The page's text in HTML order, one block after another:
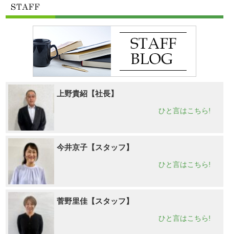
上野貴紹【社長】
ひと言はこちら!
今井京子【スタッフ】
ひと言はこちら!
菅野里佳【スタッフ】
ひと言はこちら!